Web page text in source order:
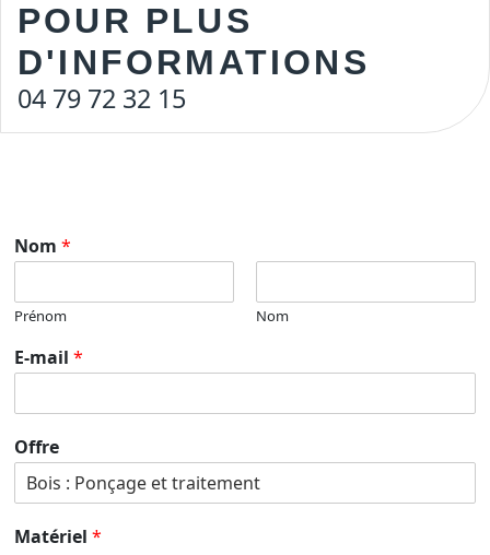
POUR PLUS
D'INFORMATIONS
04 79 72 32 15
Nom *
Prénom Nom
E-mail *
Offre
Matériel *